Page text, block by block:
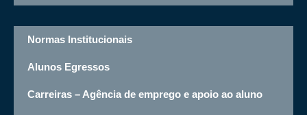
Normas Institucionais
Alunos Egressos
Carreiras – Agência de emprego e apoio ao aluno